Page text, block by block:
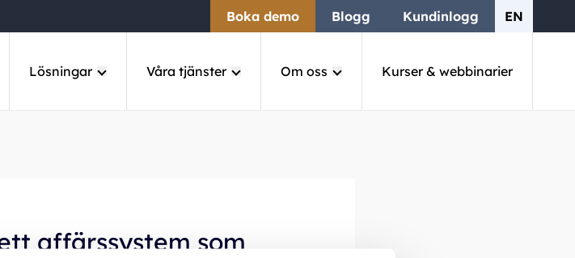
Boka demo Blogg Kundinlogg EN
Lösningar Våra tjänster Om oss Kurser & webbinarier
affärssystem som